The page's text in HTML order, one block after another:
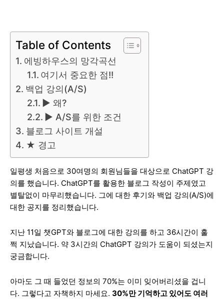
Table of Contents
에빙하우스의 망각곡선
여기서 중요한 점!!
백업 강의(A/S)
▶ 왜?
▶ A/S를 위한 조건
블로그 사이트 개설
★ 경고
일평생 처음으로 30여명의 회원님들을 대상으로 ChatGPT 강
의를 했습니다. ChatGPT를 활용한 블로그 작성이 주제였고
별탈없이 마무리했습니다. 그에 대한 후기와 백업 강의(A/S)에
대한 공지를 정리했습니다.
지난 11일 챗GPT와 블로그에 대한 강의를 하고 36시간이 훌
쩍 지났습니다. 약 3시간의 ChatGPT 강의가 도움이 되셨는지
궁금합니다.
아마도 그 때 들었던 정보의 70%는 이미 잊어버리셨을 겁니
다. 그렇다고 자책하지 마세요. 30%만 기억하고 있어도 여러